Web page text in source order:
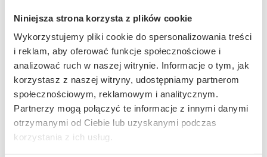
Niniejsza strona korzysta z plików cookie
Wykorzystujemy pliki cookie do spersonalizowania treści
i reklam, aby oferować funkcje społecznościowe i
analizować ruch w naszej witrynie. Informacje o tym, jak
korzystasz z naszej witryny, udostępniamy partnerom
społecznościowym, reklamowym i analitycznym.
Partnerzy mogą połączyć te informacje z innymi danymi
otrzymanymi od Ciebie lub uzyskanymi podczas
korzystania z ich usług.